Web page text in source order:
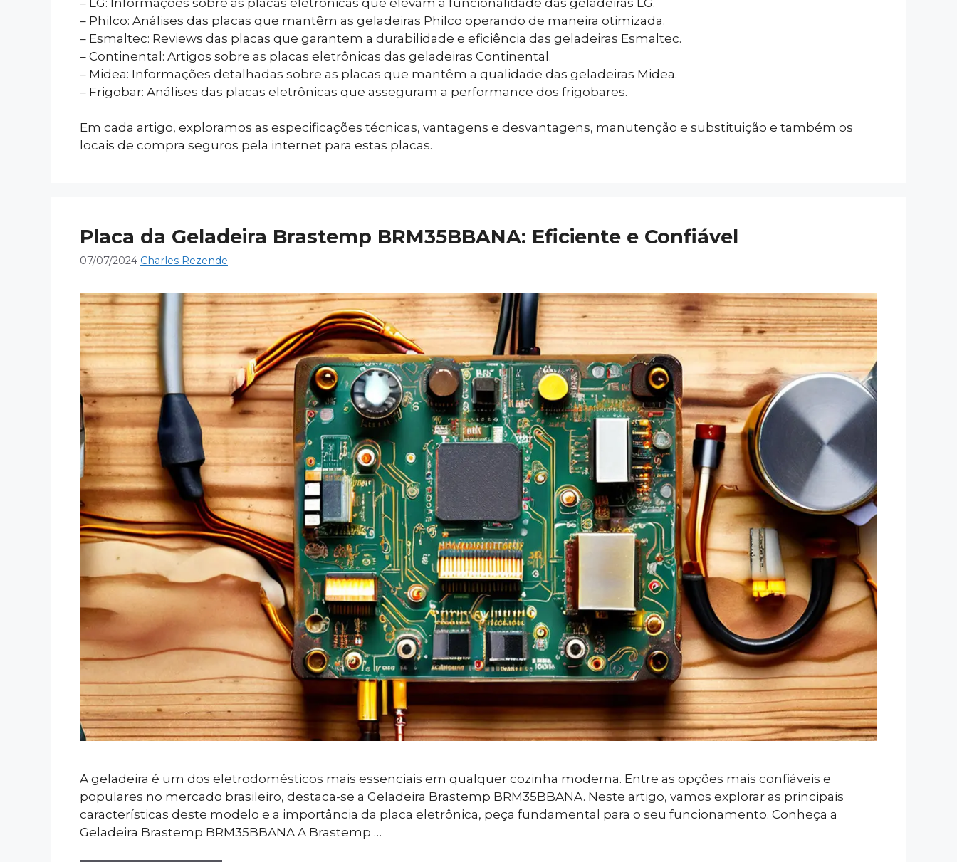
– Philco: Análises das placas que mantêm as geladeiras Philco operando de maneira otimizada.
– Esmaltec: Reviews das placas que garantem a durabilidade e eficiência das geladeiras Esmaltec.
– Continental: Artigos sobre as placas eletrônicas das geladeiras Continental.
– Midea: Informações detalhadas sobre as placas que mantêm a qualidade das geladeiras Midea.
– Frigobar: Análises das placas eletrônicas que asseguram a performance dos frigobares.
Em cada artigo, exploramos as especificações técnicas, vantagens e desvantagens, manutenção e substituição e também os
locais de compra seguros pela internet para estas placas.
Placa da Geladeira Brastemp BRM35BBANA: Eficiente e Confiável
07/07/2024 Charles Rezende
A geladeira é um dos eletrodomésticos mais essenciais em qualquer cozinha moderna. Entre as opções mais confiáveis e
populares no mercado brasileiro, destaca-se a Geladeira Brastemp BRM35BBANA. Neste artigo, vamos explorar as principais
características deste modelo e a importância da placa eletrônica, peça fundamental para o seu funcionamento. Conheça a
Geladeira Brastemp BRM35BBANA A Brastemp …